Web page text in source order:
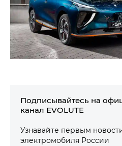
Подписывайтесь на
канал EVOLUTE
Узнавайте первым
электромобиля России